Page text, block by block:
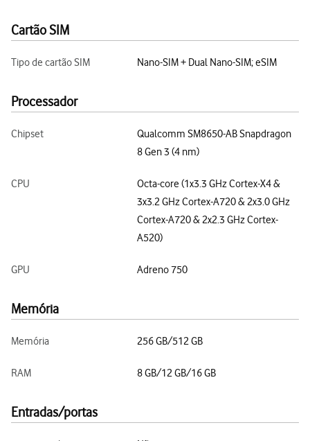
Cartão SIM
Tipo de cartão SIM Nano-SIM + Dual Nano-SIM; eSIM
Processador
Chipset
Qualcomm SM8650-AB Snapdragon
8 Gen 3 (4 nm)
CPU
Octa-core (1x3.3 GHz Cortex-X4 &
3x3.2 GHz Cortex-A720 & 2x3.0 GHz
Cortex-A720 & 2x2.3 GHz Cortex-
A520)
GPU Adreno 750
Memória
Memória 256 GB/512 GB
RAM 8 GB/12 GB/16 GB
Entradas/portas